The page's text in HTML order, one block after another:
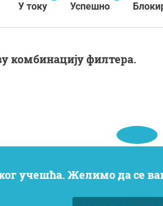
У току Успешно
комбинацију филтера.
учешћа. Желимо да се